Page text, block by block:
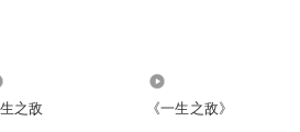
之敌 《一生之敌》